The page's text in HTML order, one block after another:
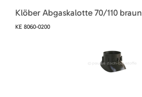
Klöber Abgaskalotte 70/110 braun
KE 8060-0200